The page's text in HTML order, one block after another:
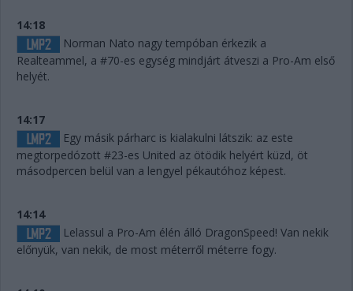
14:18
Norman Nato nagy tempóban érkezik a
Realteammel, a #70-es egység mindjárt átveszi a Pro-Am első
helyét.
14:17
Egy másik párharc is kialakulni látszik: az este
megtorpedózott #23-es United az ötödik helyért küzd, öt
másodpercen belül van a lengyel pékautóhoz képest.
14:14
Lelassul a Pro-Am élén álló DragonSpeed! Van nekik
előnyük, van nekik, de most méterről méterre fogy.